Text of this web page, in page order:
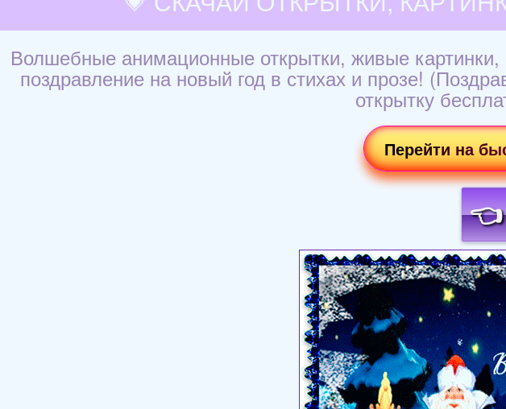
Волшебные анимационные открытки, живые
поздравление на новый год в стихах и прозе!
открытку
Перейти на
👈